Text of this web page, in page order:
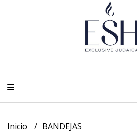
Inicio BANDEJAS